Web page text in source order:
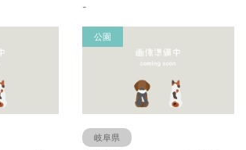
-
公園
岐阜県